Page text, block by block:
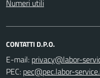
Numeri utili
CONTATTI D.P.O.
E-mail:
PEC: